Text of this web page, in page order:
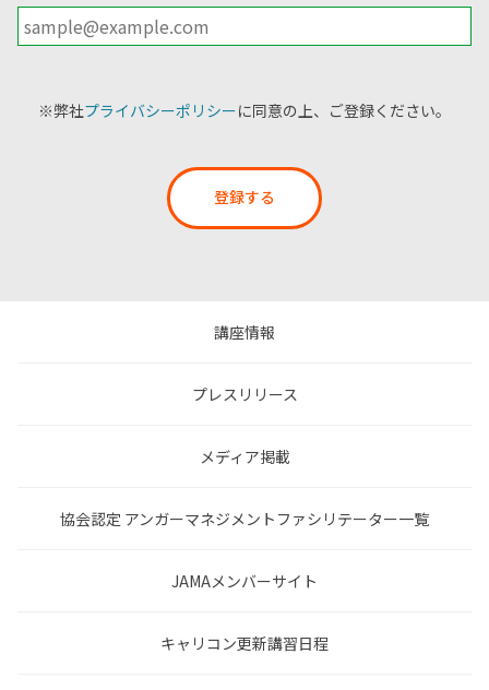
※弊社プライバシーポリシーに同意の上、ご登録ください。
登録する
講座情報
プレスリリース
メディア掲載
協会認定 アンガーマネジメントファシリテーター一覧
JAMAメンバーサイト
キャリコン更新講習日程